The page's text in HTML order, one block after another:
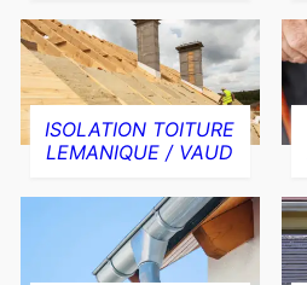
ISOLATION TOITURE
LEMANIQUE / VAUD